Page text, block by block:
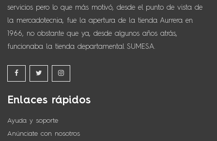
servicios pero lo que más motivó, desde el punto de vista de
la mercadotecnia, fue la apertura de la tienda Aurrera en
1966, no obstante que ya, desde algunos años atrás,
funcionaba la tienda departamental SUMESA.
Enlaces rápidos
Ayuda y soporte
Anúnciate con nosotros